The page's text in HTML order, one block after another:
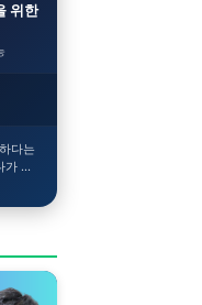
위한
다는
가 이
요!